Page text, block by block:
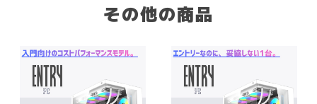
その他の商品